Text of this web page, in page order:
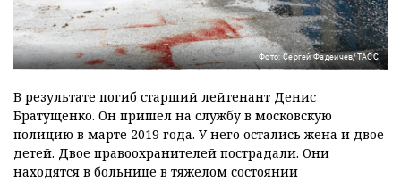
Фото: Сергей Фадеичев/ТАСС
В результате погиб старший лейтенант Денис
Братущенко. Он пришел на службу в московскую
полицию в марте 2019 года. У него остались жена и двое
детей. Двое правоохранителей пострадали. Они
находятся в больнице в тяжелом состоянии